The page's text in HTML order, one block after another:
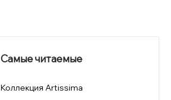
Самые читаемые
Коллекция Artissima